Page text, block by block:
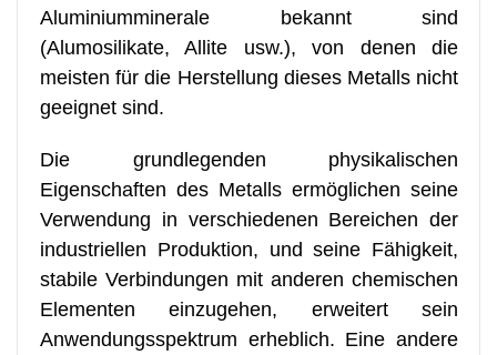
Aluminiumminerale bekannt sind
(Alumosilikate, Allite usw.), von denen die
meisten für die Herstellung dieses Metalls nicht
geeignet sind.
Die grundlegenden physikalischen
Eigenschaften des Metalls ermöglichen seine
Verwendung in verschiedenen Bereichen der
industriellen Produktion, und seine Fähigkeit,
stabile Verbindungen mit anderen chemischen
Elementen einzugehen, erweitert sein
Anwendungsspektrum erheblich. Eine andere